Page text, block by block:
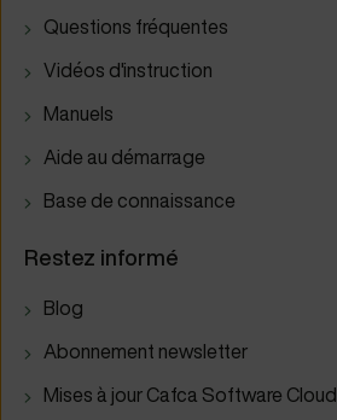
Questions fréquentes
Vidéos d'instruction
Manuels
Aide au démarrage
Base de connaissance
Restez informé
Blog
Abonnement newsletter
Mises à jour Cafca Software Cloud